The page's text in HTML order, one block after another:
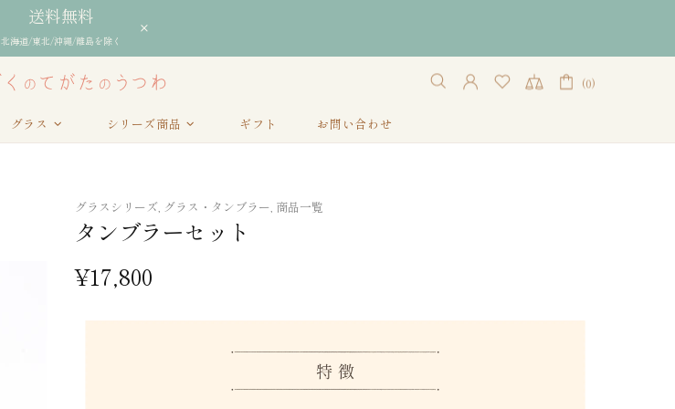
送料無料
北海道/東北/沖縄/離島を除く
(0)
グラス シリーズ商品 ギフト お問い合わせ
グラスシリーズ, グラス・タンブラー, 商品一覧
タンブラーセット
¥17,800